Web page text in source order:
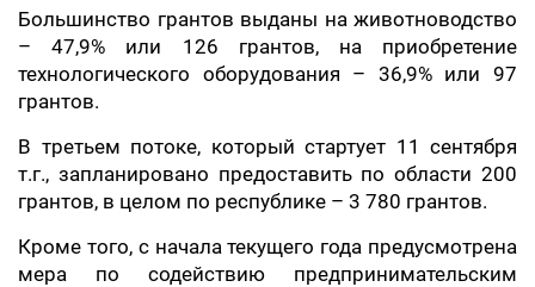
Большинство грантов выданы на животноводство
– 47,9% или 126 грантов, на приобретение
технологического оборудования – 36,9% или 97
грантов.
В третьем потоке, который стартует 11 сентября
т.г., запланировано предоставить по области 200
грантов, в целом по республике – 3 780 грантов.
Кроме того, с начала текущего года предусмотрена
мера по содействию предпринимательским